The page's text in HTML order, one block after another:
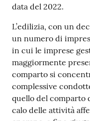
data del 2022.
L’edilizia, con un
un numero di
in cui le imprese
maggiormente
comparto si
complessive
quello del
calo delle attività